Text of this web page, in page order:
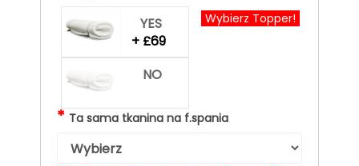
YES
+ £69
NO
Wybierz Topper!
*Ta sama tkanina na f.spania